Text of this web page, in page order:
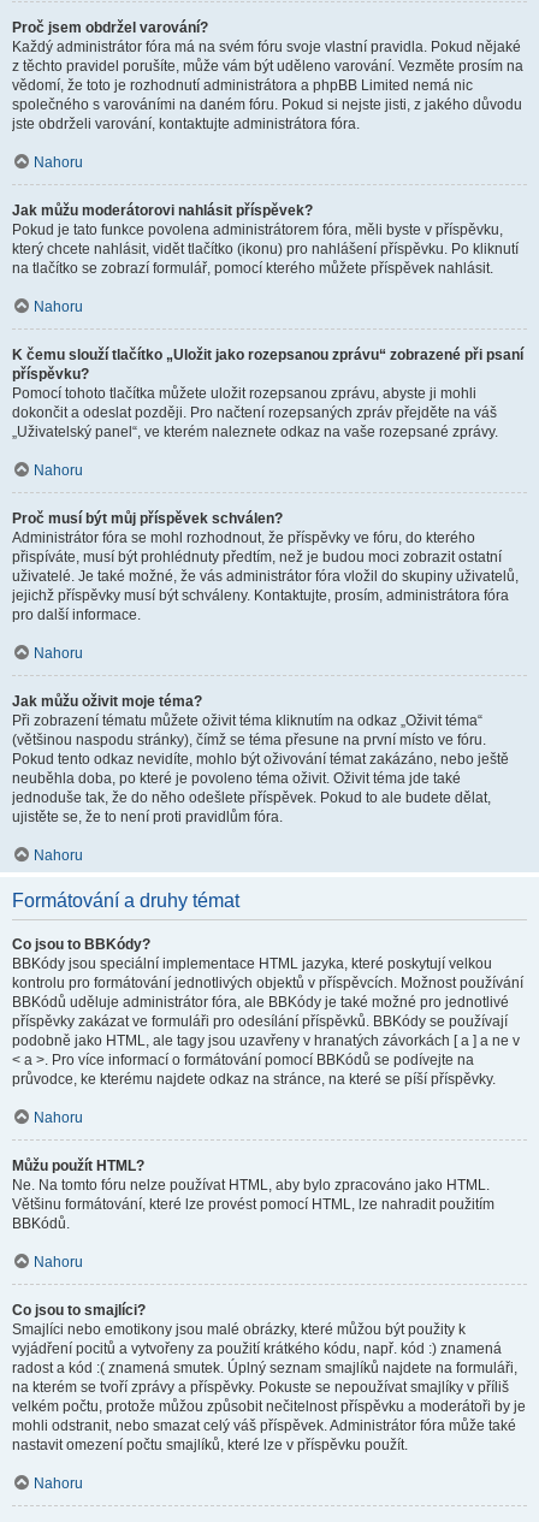
Proč jsem obdržel varování?
Každý administrátor fóra má na svém fóru svoje vlastní pravidla. Pokud nějaké
z těchto pravidel porušíte, může vám být uděleno varování. Vezměte prosím na
vědomí, že toto je rozhodnutí administrátora a phpBB Limited nemá nic
společného s varováními na daném fóru. Pokud si nejste jisti, z jakého důvodu
jste obdrželi varování, kontaktujte administrátora fóra.
Nahoru
Jak můžu moderátorovi nahlásit příspěvek?
Pokud je tato funkce povolena administrátorem fóra, měli byste v příspěvku,
který chcete nahlásit, vidět tlačítko (ikonu) pro nahlášení příspěvku. Po kliknutí
na tlačítko se zobrazí formulář, pomocí kterého můžete příspěvek nahlásit.
Nahoru
K čemu slouží tlačítko „Uložit jako rozepsanou zprávu“ zobrazené při psaní
příspěvku?
Pomocí tohoto tlačítka můžete uložit rozepsanou zprávu, abyste ji mohli
dokončit a odeslat později. Pro načtení rozepsaných zpráv přejděte na váš
„Uživatelský panel“, ve kterém naleznete odkaz na vaše rozepsané zprávy.
Nahoru
Proč musí být můj příspěvek schválen?
Administrátor fóra se mohl rozhodnout, že příspěvky ve fóru, do kterého
přispíváte, musí být prohlédnuty předtím, než je budou moci zobrazit ostatní
uživatelé. Je také možné, že vás administrátor fóra vložil do skupiny uživatelů,
jejichž příspěvky musí být schváleny. Kontaktujte, prosím, administrátora fóra
pro další informace.
Nahoru
Jak můžu oživit moje téma?
Při zobrazení tématu můžete oživit téma kliknutím na odkaz „Oživit téma“
(většinou naspodu stránky), čímž se téma přesune na první místo ve fóru.
Pokud tento odkaz nevidíte, mohlo být oživování témat zakázáno, nebo ještě
neuběhla doba, po které je povoleno téma oživit. Oživit téma jde také
jednoduše tak, že do něho odešlete příspěvek. Pokud to ale budete dělat,
ujistěte se, že to není proti pravidlům fóra.
Nahoru
Formátování a druhy témat
Co jsou to BBKódy?
BBKódy jsou speciální implementace HTML jazyka, které poskytují velkou
kontrolu pro formátování jednotlivých objektů v příspěvcích. Možnost používání
BBKódů uděluje administrátor fóra, ale BBKódy je také možné pro jednotlivé
příspěvky zakázat ve formuláři pro odesílání příspěvků. BBKódy se používají
podobně jako HTML, ale tagy jsou uzavřeny v hranatých závorkách [ a ] a ne v
< a >. Pro více informací o formátování pomocí BBKódů se podívejte na
průvodce, ke kterému najdete odkaz na stránce, na které se píší příspěvky.
Nahoru
Můžu použít HTML?
Ne. Na tomto fóru nelze používat HTML, aby bylo zpracováno jako HTML.
Většinu formátování, které lze provést pomocí HTML, lze nahradit použitím
BBKódů.
Nahoru
Co jsou to smajlíci?
Smajlíci nebo emotikony jsou malé obrázky, které můžou být použity k
vyjádření pocitů a vytvořeny za použití krátkého kódu, např. kód :) znamená
radost a kód :( znamená smutek. Úplný seznam smajlíků najdete na formuláři,
na kterém se tvoří zprávy a příspěvky. Pokuste se nepoužívat smajlíky v příliš
velkém počtu, protože můžou způsobit nečitelnost příspěvku a moderátoři by je
mohli odstranit, nebo smazat celý váš příspěvek. Administrátor fóra může také
nastavit omezení počtu smajlíků, které lze v příspěvku použít.
Nahoru